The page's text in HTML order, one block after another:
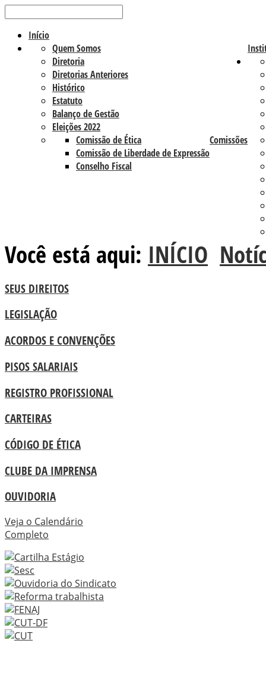
Início
Quem Somos
Diretoria
Diretorias Anteriores
Histórico
Estatuto
Balanço de Gestão
Eleições 2022
Comissões
Comissão de Ética
Comissão de Liberdade de Expressão
Conselho Fiscal
Você está aqui: INÍCIO
SEUS DIREITOS
LEGISLAÇÃO
ACORDOS E CONVENÇÕES
PISOS SALARIAIS
REGISTRO PROFISSIONAL
CARTEIRAS
CÓDIGO DE ÉTICA
CLUBE DA IMPRENSA
OUVIDORIA
Veja o Calendário
Completo